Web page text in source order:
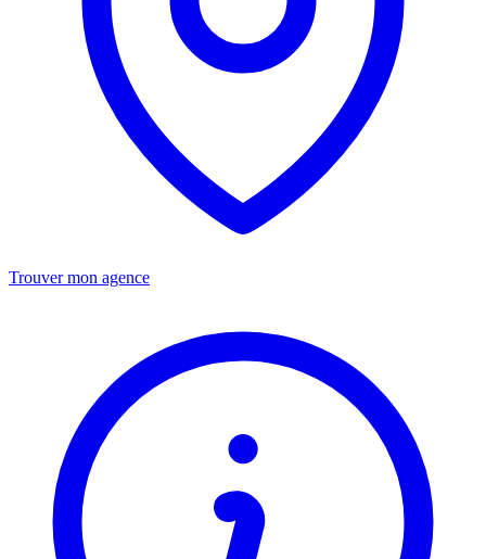
Trouver mon agence